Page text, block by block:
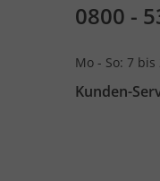
0800 -
Mo - So: 7 bis
Kunden-